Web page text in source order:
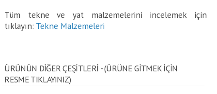
Tüm tekne ve yat malzemelerini incelemek için
tıklayın: Tekne Malzemeleri
ÜRÜNÜN DİĞER ÇEŞİTLERİ - (ÜRÜNE GITMEK IÇIN
RESME TIKLAYINIZ)